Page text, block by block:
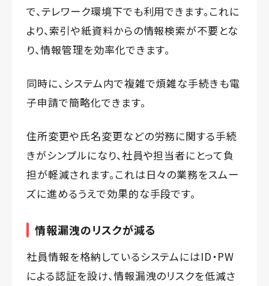
で、テレワーク環境下でも利用できます。これに
より、索引や紙資料からの情報検索が不要とな
り、情報管理を効率化できます。
同時に、システム内で複雑で煩雑な手続きも電
子申請で簡略化できます。
住所変更や氏名変更などの労務に関する手続
きがシンプルになり、社員や担当者にとって負
担が軽減されます。これは日々の業務をスムー
ズに進めるうえで効果的な手段です。
情報漏洩のリスクが減る
社員情報を格納しているシステムにはID・PW
による認証を設け、情報漏洩のリスクを低減さ